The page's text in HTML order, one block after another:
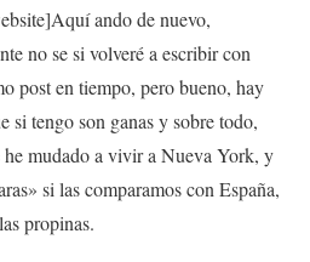
ando de nuevo,
no se si volveré a escribir con
post en tiempo, pero bueno, hay
si tengo son ganas y sobre todo,
he mudado a vivir a Nueva York, y
si las comparamos con España,
propinas.